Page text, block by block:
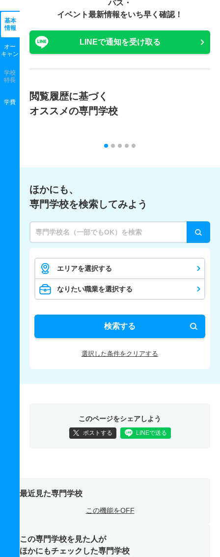
基本
情報
オー
キャン
学校
特長
学費
パス・
イベント最新情報をいち早く確認！
LINEで通知を受け取る
閲覧履歴に基づく
オススメの専門学校
ほかにも、
専門学校を検索してみよう
エリアを選択する
なりたい職業を選択する
検索する
選択した条件をクリアする
このページをシェアしよう
ポストする LINEで送る
最近見た専門学校
この機能をOFF
この専門学校を見た人が
ほかにもチェックした専門学校